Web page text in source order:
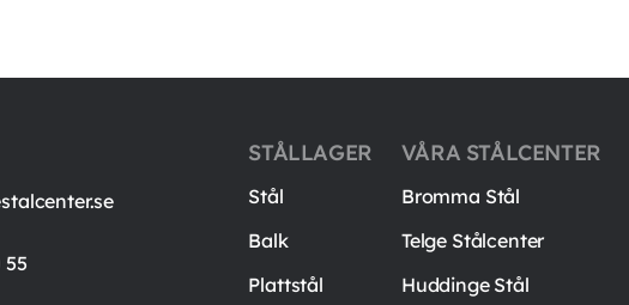
55
STÅLLAGER
Stål
Balk
Plattstål
VÅRA STÅLCENTER
Bromma Stål
Telge Stålcenter
Huddinge Stål